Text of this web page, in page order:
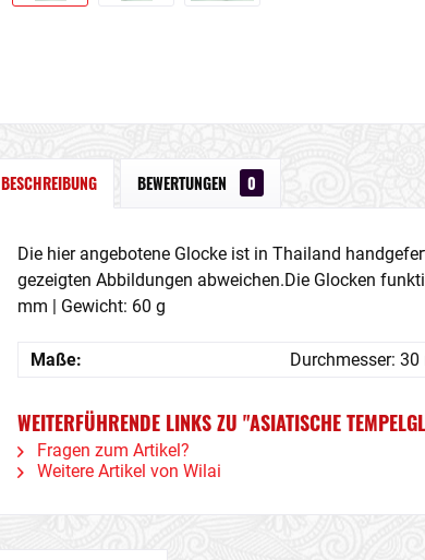
BESCHREIBUNG BEWERTUNGEN 0
Die hier angebotene Glocke ist in Thailand
gezeigten Abbildungen abweichen.Die Glocken
mm | Gewicht: 60 g
Maße: Durchmesser: 30
WEITERFÜHRENDE LINKS ZU "ASIATISCHE
Fragen zum Artikel?
Weitere Artikel von Wilai